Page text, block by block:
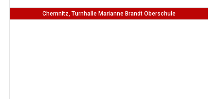
Chemnitz, Turnhalle Marianne Brandt Oberschule